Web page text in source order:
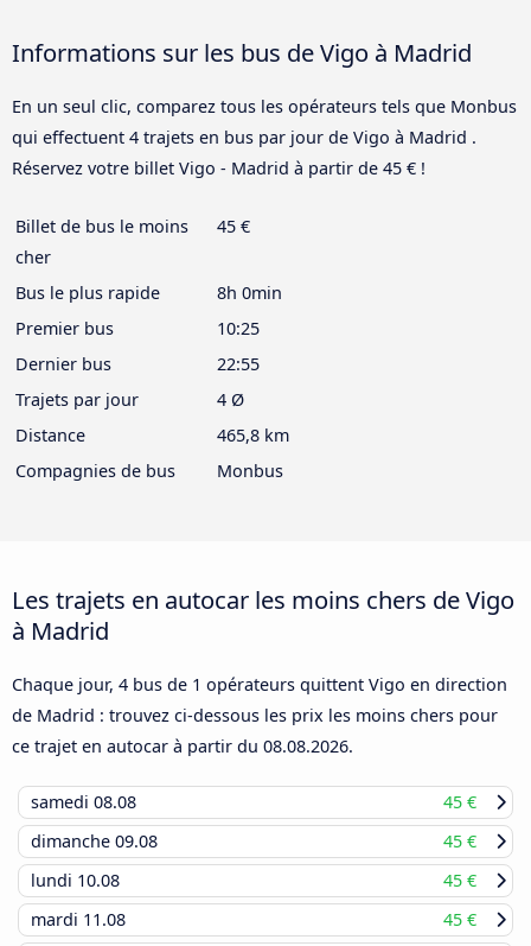
Informations sur les bus de Vigo à Madrid
En un seul clic, comparez tous les opérateurs tels que Monbus
qui effectuent 4 trajets en bus par jour de Vigo à Madrid .
Réservez votre billet Vigo - Madrid à partir de 45 € !
Billet de bus le moins
cher
45 €
Bus le plus rapide
8h 0min
Premier bus
10:25
Dernier bus
22:55
Trajets par jour
4 Ø
Distance
465,8 km
Compagnies de bus
Monbus
Les trajets en autocar les moins chers de Vigo
à Madrid
Chaque jour, 4 bus de 1 opérateurs quittent Vigo en direction
de Madrid : trouvez ci-dessous les prix les moins chers pour
ce trajet en autocar à partir du 08.08.2026.
samedi 08.08
45 €
dimanche 09.08
45 €
lundi 10.08
45 €
mardi 11.08
45 €